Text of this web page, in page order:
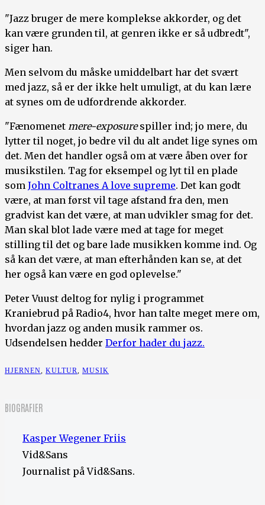
"Jazz bruger de mere komplekse akkorder, og det
kan være grunden til, at genren ikke er så udbredt",
siger han.
Men selvom du måske umiddelbart har det svært
med jazz, så er der ikke helt umuligt, at du kan lære
at synes om de udfordrende akkorder.
"Fænomenet mere-exposurespiller ind; jo mere, du
lytter til noget, jo bedre vil du alt andet lige synes om
det. Men det handler også om at være åben over for
musikstilen. Tag for eksempel og lyt til en plade
som John Coltranes A love supreme. Det kan godt
være, at man først vil tage afstand fra den, men
gradvist kan det være, at man udvikler smag for det.
Man skal blot lade være med at tage for meget
stilling til det og bare lade musikken komme ind. Og
så kan det være, at man efterhånden kan se, at det
her også kan være en god oplevelse."
Peter Vuust deltog for nylig i programmet
Kraniebrud på Radio4, hvor han talte meget mere om,
hvordan jazz og anden musik rammer os.
Udsendelsen hedder Derfor hader du jazz.
HJERNEN KULTUR MUSIK
BIOGRAFIER
Kasper Wegener Friis
Vid&Sans
Journalist på Vid&Sans.